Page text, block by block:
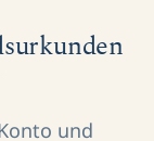
und